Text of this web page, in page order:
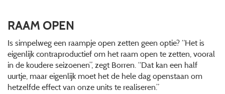
RAAM OPEN
Is simpelweg een raampje open zetten geen optie? “Het is
eigenlijk contraproductief om het raam open te zetten, vooral
in de koudere seizoenen”, zegt Borren. “Dat kan een half
uurtje, maar eigenlijk moet het de hele dag openstaan om
hetzelfde effect van onze units te realiseren.”